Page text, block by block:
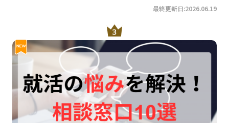
最終更新日:2026.06.19